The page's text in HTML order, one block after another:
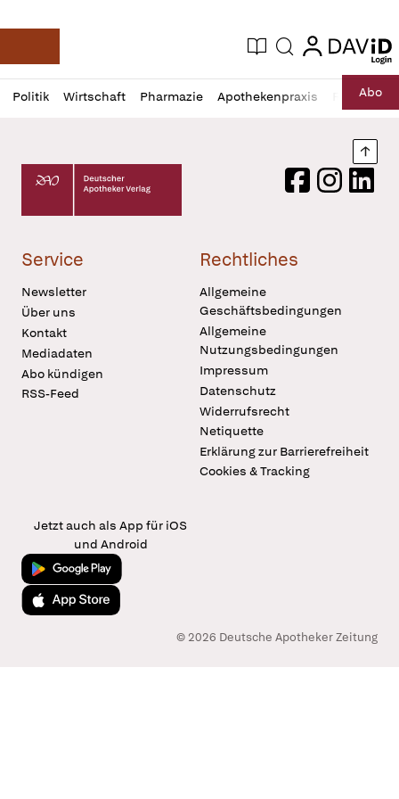
Deutsche Apotheker Zeitung
Aktuelle Ausgabe
Suche login
login
Politik Wirtschaft Pharmazie Apothekenpraxis RechtAbo
Profil
öffnen
Daz
Pur
Deutscher Apotheker Verlag Logo
FacebookInstagram
Service
Newsletter
Über uns
Kontakt
Mediadaten
Abo kündigen
RSS-Feed
Rechtliches
Allgemeine
Geschäftsbedingungen
Allgemeine
Nutzungsbedingungen
Impressum
Datenschutz
Widerrufsrecht
Netiquette
Erklärung zur Barrierefreiheit
Cookies & Tracking
Jetzt auch als App für iOS
und Android
Jetzt bei Google Play
Laden im App Store
© 2026 Deutsche Apotheker Zeitung